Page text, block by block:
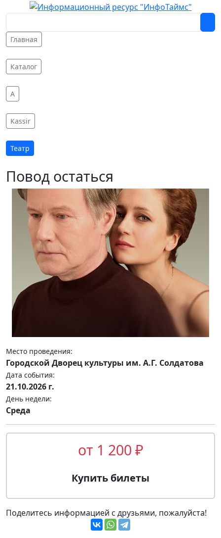
Главная
Каталог
A
Kassir
Театр
Повод остаться
Место проведения:
Городской Дворец культуры им. А.Г. Солдатова
Дата события:
21.10.2026 г.
День недели:
Среда
от 1 200 ₽
Купить билеты
Поделитесь информацией с друзьями, пожалуйста!